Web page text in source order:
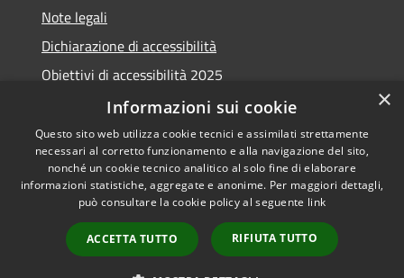
Note legali
Dichiarazione di accessibilità
Obiettivi di accessibilità 2025
Meccanismo di feedback
RSS
Accessibilità
Copyright © 2026 • Comune di
Fiumicino • Powered by
Municipium•
Accesso
redazione
×
Informazioni sui cookie
Questo sito web utilizza cookie tecnici e assimilati strettamente
necessari al corretto funzionamento e alla navigazione del sito,
nonché un cookie tecnico analitico al solo fine di elaborare
informazioni statistiche, aggregate e anonime. Per maggiori dettagli,
può consultare la cookie policy al seguente link
ACCETTA TUTTO RIFIUTA TUTTO